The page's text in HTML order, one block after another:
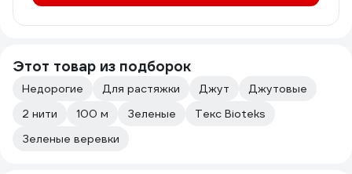
Этот товар из подборок
Недорогие Для растяжки Джут
Джутовые
2 нити
100 м Зеленые
Текс Bioteks
Зеленые веревки